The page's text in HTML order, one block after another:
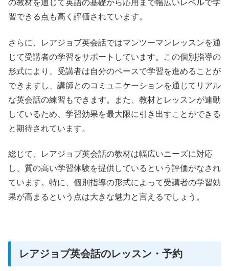
の教材を通じて英語の基礎から応用まで幅広いレベルで学
習できる点も高く評価されています。
さらに、レアジョブ英会話ではマンツーマンレッスンを通
じて受講者の学習をサポートしています。この個別指導の
形式により、受講者は自分のペースで学習を進めることが
できますし、講師とのコミュニケーションを通じてリアル
な英会話の練習もできます。また、教材とレッスンが連動
しているため、学習効果を最大限に引き出すことができる
と期待されています。
総じて、レアジョブ英会話の教材は幅広いニーズに対応
し、質の高い学習体験を提供しているという評価がなされ
ています。特に、個別指導の形式によって受講者の学習効
果が高まるという点は大きな魅力と言えるでしょう。
レアジョブ英会話のレッスン・予約